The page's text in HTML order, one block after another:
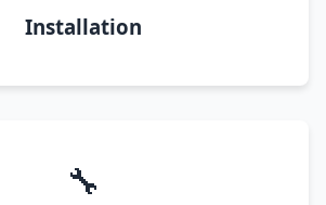
Installation
🔧